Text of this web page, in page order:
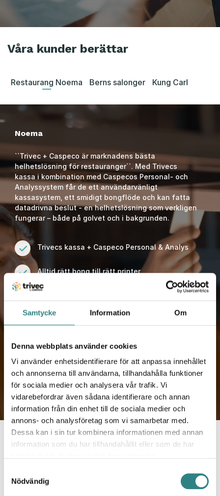
Samtycke Information Om
Denna webbplats använder cookies
Vi använder enhetsidentifierare för att anpassa innehållet
och annonserna till användarna, tillhandahålla funktioner
för sociala medier och analysera vår trafik. Vi
vidarebefordrar även sådana identifierare och annan
information från din enhet till de sociala medier och
annons- och analysföretag som vi samarbetar med.
Dessa kan i sin tur kombinera informationen med annan
information som du har tillhandahållit eller som de har
Nödvändig
Våra kunder berättar
Restaurang Noema Berns salonger Kung Carl
Noema
``Trivec + Caspeco är marknadens bästa
helhetslösning för restauranger``. Med Trivecs
kassa i kombination med Caspecos Personal- och
Analyssystem får de ett användarvänligt
kassasystem, ett smidigt bongflöde och kan fatta
datadrivna beslut - en helhetslösning som verkligen
fungerar – både på golvet och i bakgrunden.
Trivecs kassa + Caspeco Personal & Analys
Alltid rätt bong till rätt printer
Läs mer
Vi har skräddarsydda integrationer
för restauranger som Caspeco,